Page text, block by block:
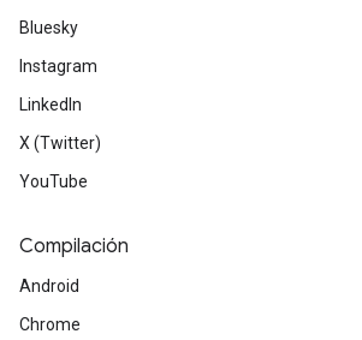
Bluesky
Instagram
LinkedIn
X (Twitter)
YouTube
Compilación
Android
Chrome